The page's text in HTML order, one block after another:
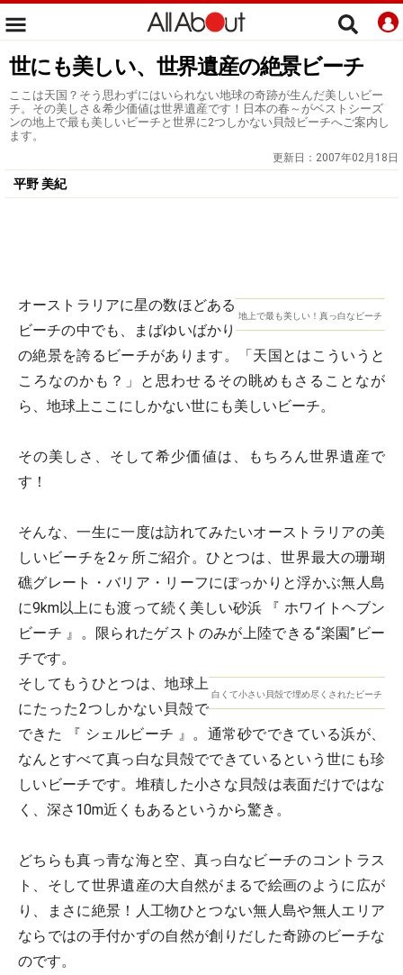
世にも美しい、世界遺産の絶景ビーチ
ここは天国？そう思わずにはいられない地球の奇跡が生んだ美しいビー
チ。その美しさ＆希少価値は世界遺産です！日本の春～がベストシーズ
ンの地上で最も美しいビーチと世界に2つしかない貝殻ビーチへご案内し
ます。
更新日： 2007年02月18日
平野 美紀
地上で最も美しい！真っ白なビーチ
オーストラリアに星の数ほどある
ビーチの中でも、まばゆいばかり
の絶景を誇るビーチがあります。「天国とはこういうと
ころなのかも？」と思わせるその眺めもさることなが
ら、地球上ここにしかない世にも美しいビーチ。
その美しさ、そして希少価値は、もちろん世界遺産で
す！
そんな、一生に一度は訪れてみたいオーストラリアの美
しいビーチを2ヶ所ご紹介。ひとつは、世界最大の珊瑚
礁グレート・バリア・リーフにぽっかりと浮かぶ無人島
に9km以上にも渡って続く美しい砂浜 『 ホワイトヘブン
ビーチ 』。限られたゲストのみが上陸できる“楽園”ビー
チです。
白くて小さい貝殻で埋め尽くされたビーチ
そしてもうひとつは、地球上
にたった2つしかない貝殻で
できた 『 シェルビーチ 』。通常砂でできている浜が、
なんとすべて真っ白な貝殻でできているという世にも珍
しいビーチです。堆積した小さな貝殻は表面だけではな
く、深さ10m近くもあるというから驚き。
どちらも真っ青な海と空、真っ白なビーチのコントラス
ト、そして世界遺産の大自然がまるで絵画のように広が
り、まさに絶景！人工物ひとつない無人島や無人エリア
ならではの手付かずの自然が創りだした奇跡のビーチな
のです。